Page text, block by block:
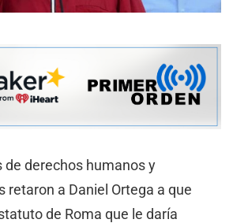
de derechos humanos y
retaron a Daniel Ortega a que
de Roma que le daría